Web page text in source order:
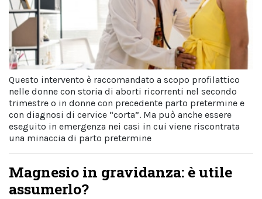
Questo intervento è raccomandato a scopo profilattico
nelle donne con storia di aborti ricorrenti nel secondo
trimestre o in donne con precedente parto pretermine e
con diagnosi di cervice “corta”. Ma può anche essere
eseguito in emergenza nei casi in cui viene riscontrata
una minaccia di parto pretermine
Magnesio in gravidanza: è utile
assumerlo?